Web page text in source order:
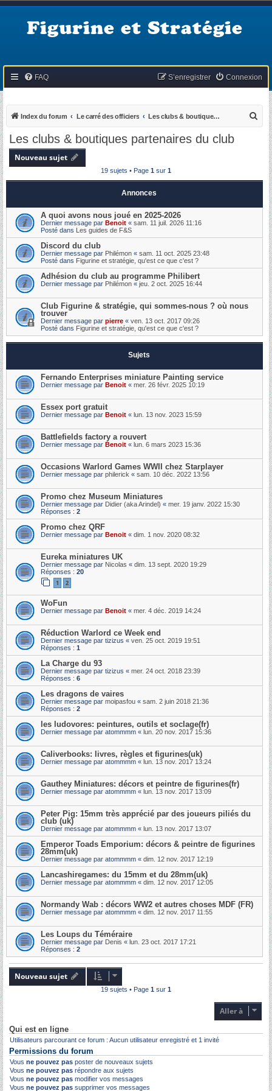
Figurine et Stratégie
FAQ Connexion
S’enregistrer
Index du forum Le carré des officiers Les clubs & boutiques partenaires du club
Les clubs & boutiques partenaires du club
Nouveau sujet
19 sujets • Page 1 sur 1
Annonces
A quoi avons nous joué en 2025-2026
Dernier message par Benoit « sam. 11 juil. 2026 11:16
Posté dans Les guides de F&S
Discord du club
Dernier message par Philémon « sam. 11 oct. 2025 23:48
Posté dans Figurine et stratégie, qu'est ce que c'est ?
Adhésion du club au programme Philibert
Dernier message par Philémon « jeu. 2 oct. 2025 16:44
Club Figurine & stratégie, qui sommes-nous ? où nous
trouver
Dernier message par pierre « ven. 13 oct. 2017 09:26
Posté dans Figurine et stratégie, qu'est ce que c'est ?
Sujets
Fernando Enterprises miniature Painting service
Dernier message par Benoit « mer. 26 févr. 2025 10:19
Essex port gratuit
Dernier message par Benoit « lun. 13 nov. 2023 15:59
Battlefields factory a rouvert
Dernier message par Benoit « lun. 6 mars 2023 15:36
Occasions Warlord Games WWII chez Starplayer
Dernier message par philerick « sam. 10 déc. 2022 13:56
Promo chez Museum Miniatures
Dernier message par Didier (aka Arindel) « mer. 19 janv. 2022 15:30
Réponses : 2
Promo chez QRF
Dernier message par Benoit « dim. 1 nov. 2020 08:32
Eureka miniatures UK
Dernier message par Nicolas « dim. 13 sept. 2020 19:29
Réponses : 20
1 2
WoFun
Dernier message par Benoit « mer. 4 déc. 2019 14:24
Réduction Warlord ce Week end
Dernier message par tizizus « ven. 25 oct. 2019 19:51
Réponses : 1
La Charge du 93
Dernier message par tizizus « mer. 24 oct. 2018 23:39
Réponses : 6
Les dragons de vaires
Dernier message par moipasfou « sam. 2 juin 2018 21:36
Réponses : 2
les ludovores: peintures, outils et soclage(fr)
Dernier message par atommmm « lun. 20 nov. 2017 15:36
Caliverbooks: livres, règles et figurines(uk)
Dernier message par atommmm « lun. 13 nov. 2017 13:24
Gauthey Miniatures: décors et peintre de figurines(fr)
Dernier message par atommmm « lun. 13 nov. 2017 13:09
Peter Pig: 15mm très apprécié par des joueurs piliés du
club (uk)
Dernier message par atommmm « lun. 13 nov. 2017 13:07
Emperor Toads Emporium: décors & peintre de figurines
28mm(uk)
Dernier message par atommmm « dim. 12 nov. 2017 12:19
Lancashiregames: du 15mm et du 28mm(uk)
Dernier message par atommmm « dim. 12 nov. 2017 12:05
Normandy Wab : décors WW2 et autres choses MDF (FR)
Dernier message par atommmm « dim. 12 nov. 2017 11:55
Les Loups du Téméraire
Dernier message par Denis « lun. 23 oct. 2017 17:21
Réponses : 2
Nouveau sujet
19 sujets • Page 1 sur 1
Aller à
Qui est en ligne
Utilisateurs parcourant ce forum : Aucun utilisateur enregistré et 1 invité
Permissions du forum
Vous ne pouvez pas poster de nouveaux sujets
Vous ne pouvez pas répondre aux sujets
Vous ne pouvez pas modifier vos messages
Vous ne pouvez pas supprimer vos messages